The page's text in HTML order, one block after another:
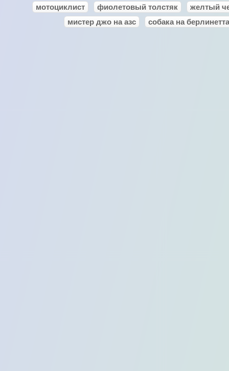
мотоциклист фиолетовый толстяк
желтый
мистер джо на азс
собака на берлинетта